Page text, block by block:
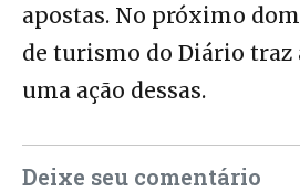
apostas. No próximo
de turismo do Diário traz
uma ação dessas.
Deixe seu comentário